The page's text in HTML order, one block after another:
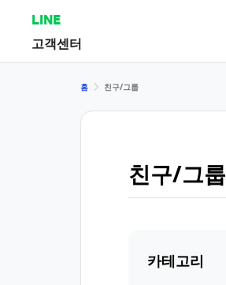
LINE
고객센터
홈 친구/그룹
친구/그룹
카테고리